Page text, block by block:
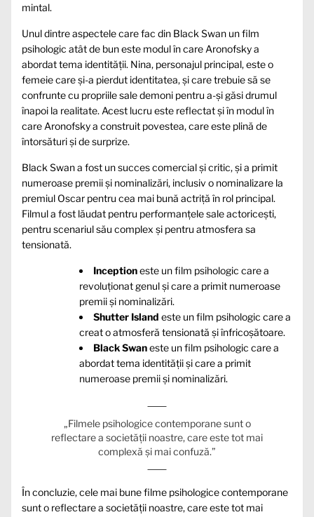
mintal.
Unul dintre aspectele care fac din Black Swan un film
psihologic atât de bun este modul în care Aronofsky a
abordat tema identității. Nina, personajul principal, este o
femeie care și-a pierdut identitatea, și care trebuie să se
confrunte cu propriile sale demoni pentru a-și găsi drumul
înapoi la realitate. Acest lucru este reflectat și în modul în
care Aronofsky a construit povestea, care este plină de
întorsături și de surprize.
Black Swan a fost un succes comercial și critic, și a primit
numeroase premii și nominalizări, inclusiv o nominalizare la
premiul Oscar pentru cea mai bună actriță în rol principal.
Filmul a fost lăudat pentru performanțele sale actoricești,
pentru scenariul său complex și pentru atmosfera sa
tensionată.
Inceptioneste un film psihologic care a
revoluționat genul și care a primit numeroase
premii și nominalizări.
Shutter Island este un film psihologic care a
creat o atmosferă tensionată și înfricoșătoare.
Black Swaneste un film psihologic care a
abordat tema identității și care a primit
numeroase premii și nominalizări.
„Filmele psihologice contemporane sunt o
reflectare a societății noastre, care este tot mai
complexă și mai confuză.”
În concluzie, cele mai bune filme psihologice contemporane
sunt o reflectare a societății noastre, care este tot mai